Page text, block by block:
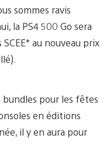
sommes ravis
la PS4 500 Go sera
au nouveau prix
bundles pour les fêtes
en éditions
il y en aura pour